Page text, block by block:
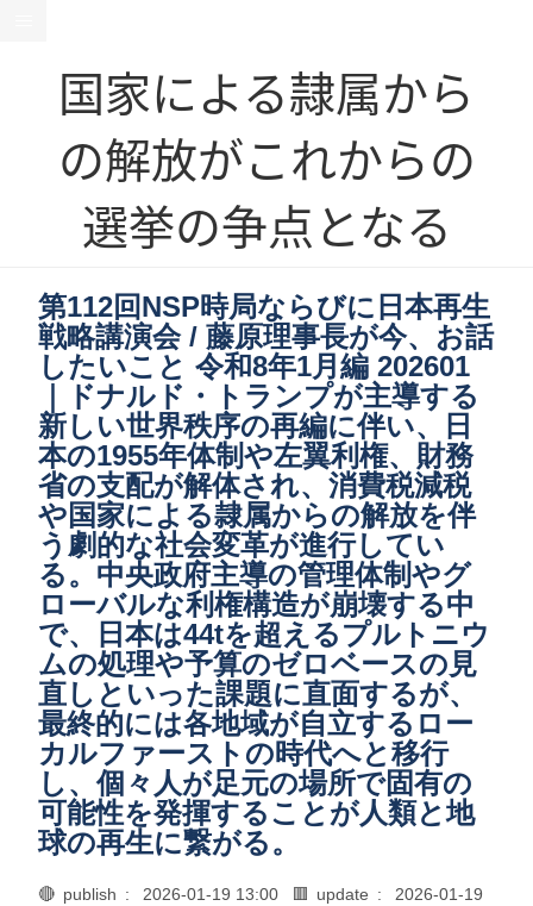
国家による隷属から
の解放がこれからの
選挙の争点となる
第112回NSP時局ならびに日本再生
戦略講演会 / 藤原理事長が今、お話
したいこと 令和8年1月編 202601
｜ドナルド・トランプが主導する
新しい世界秩序の再編に伴い、日
本の1955年体制や左翼利権、財務
省の支配が解体され、消費税減税
や国家による隷属からの解放を伴
う劇的な社会変革が進行してい
る。中央政府主導の管理体制やグ
ローバルな利権構造が崩壊する中
で、日本は44tを超えるプルトニウ
ムの処理や予算のゼロベースの見
直しといった課題に直面するが、
最終的には各地域が自立するロー
カルファーストの時代へと移行
し、個々人が足元の場所で固有の
可能性を発揮することが人類と地
球の再生に繋がる。
🔴 publish : 2026-01-19 13:00 🟥 update :
2026-01-19